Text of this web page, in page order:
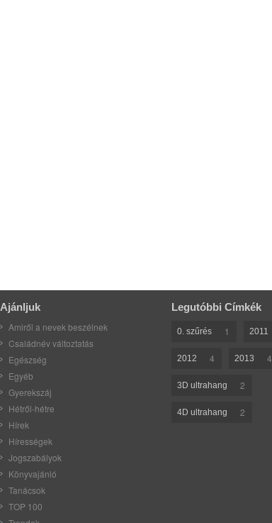
Ajánljuk
Amiről a nevek beszélnek
Családnév változtatás
Egészség
Egyéb
Gyerekszáj
Hétről-hétre
Hírek
Hírességek
Jogszabályok
Könyvajánló
Tanácsok
TOP 100
Legutóbbi Címkék
0. szűrés 1 2011
2012 4 2013 4
3D ultrahang 2
4D ultrahang 2